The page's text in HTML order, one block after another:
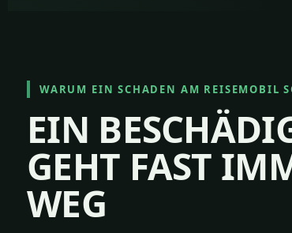
WARUM EIN SCHADEN AM REISEMOBIL
EIN
GEHT FAST
WEG